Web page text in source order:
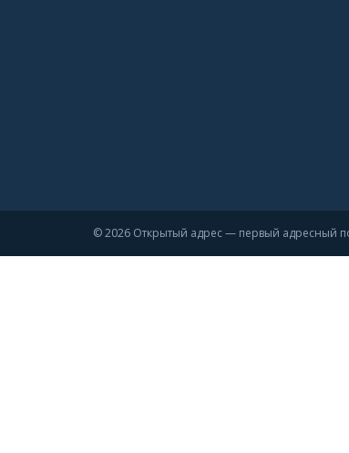
© 2026 Открытый адрес — первый адресный